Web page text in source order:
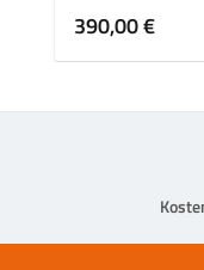
Einsatz
wird der
System
der
Regulärer Preis:
390,00 €